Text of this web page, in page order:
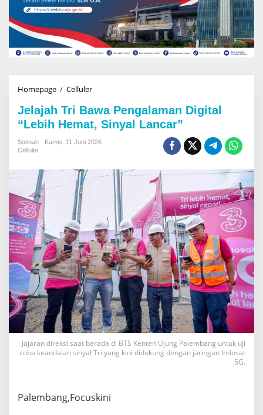
Homepage / Celluler
l
a
j
a
a
P
e
n
g
a
l
a
m
a
n
D
i
a
Jelajah Tri Bawa Pengalaman Digital
“Lebih Hemat, Sinyal Lancar”
Soimah
Kamis, 11 Juni 2026
Celluler
Jajaran direksi saat berada di BTS Kenten Ujung Palembang untuk uji
coba keandalan sinyal Tri yang kini didukung dengan jaringan Indosat
5G.
Palembang,Focuskini